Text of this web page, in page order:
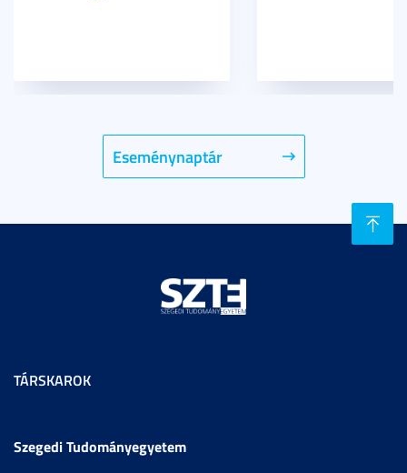
Eseménynaptár
TÁRSKAROK
Szegedi Tudományegyetem